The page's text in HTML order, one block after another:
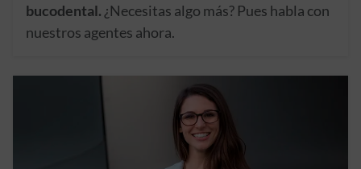
bucodental. ¿Necesitas algo más? Pues habla con
nuestros agentes ahora.